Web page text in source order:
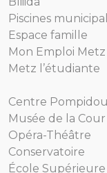
Piscines
Espace famille
Mon Emploi Metz
Metz l’étudiante
Centre
Musée de la
Opéra-Théâtre
Conservatoire
École